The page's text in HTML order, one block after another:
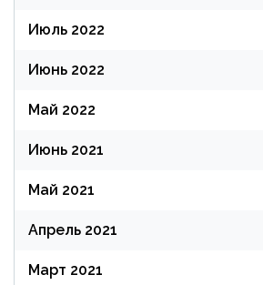
Июль 2022
Июнь 2022
Май 2022
Июнь 2021
Май 2021
Апрель 2021
Март 2021